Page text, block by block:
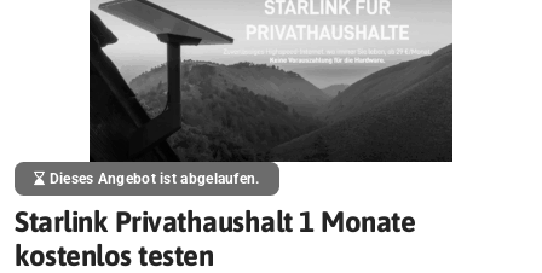
Dieses Angebot ist abgelaufen.
Starlink Privathaushalt 1 Monate
kostenlos testen